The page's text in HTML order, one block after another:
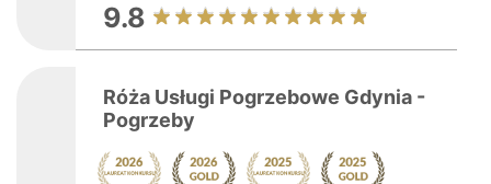
9.8
Róża Usługi Pogrzebowe Gdynia -
Pogrzeby